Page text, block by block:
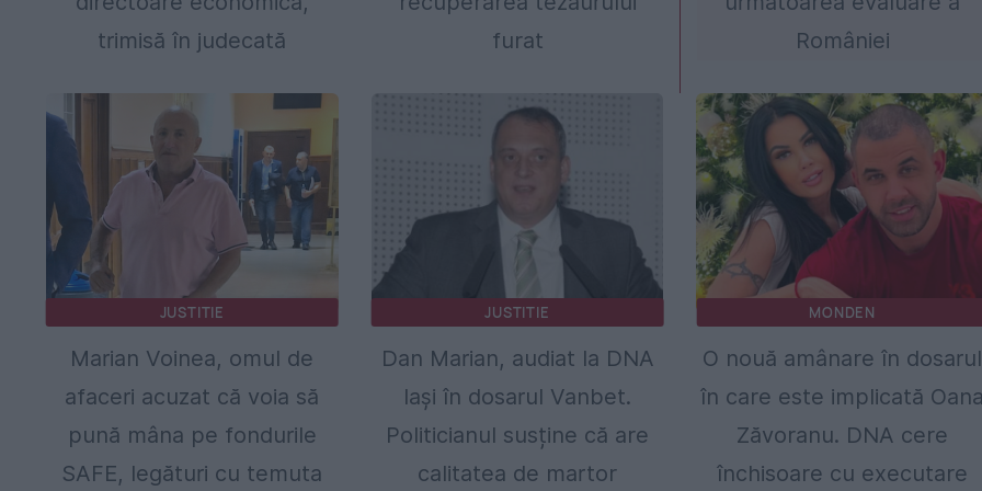
trimisă în judecată
furat
României
JUSTITIE
Marian Voinea, omul de
afaceri acuzat că voia să
pună mâna pe fondurile
SAFE, legături cu temuta
JUSTITIE
Dan Marian, audiat la DNA
Iași în dosarul Vanbet.
Politicianul susține că are
calitatea de martor
MONDEN
O nouă amânare în dosarul
în care este implicată
Zăvoranu. DNA cere
închisoare cu executare